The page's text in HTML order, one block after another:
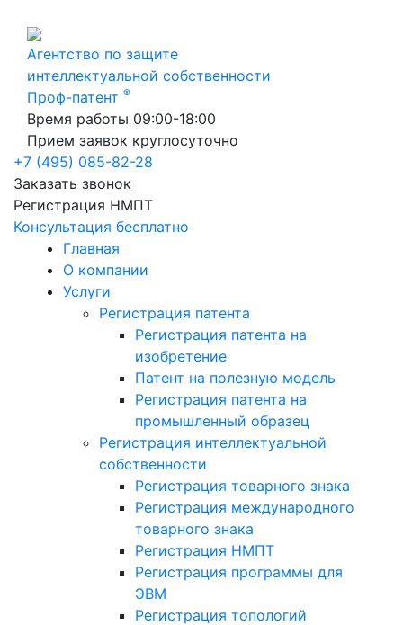
Агентство по защите
интеллектуальной собственности
Проф-патент ®
Время работы 09:00-18:00
Прием заявок круглосуточно
+7 (495) 085-82-28
Заказать звонок
Регистрация НМПТ
Консультация бесплатно
Главная
О компании
Услуги
Регистрация патента
Регистрация патента на
изобретение
Патент на полезную модель
Регистрация патента на
промышленный образец
Регистрация интеллектуальной
собственности
Регистрация товарного знака
Регистрация международного
товарного знака
Регистрация НМПТ
Регистрация программы для
ЭВМ
Регистрация топологий